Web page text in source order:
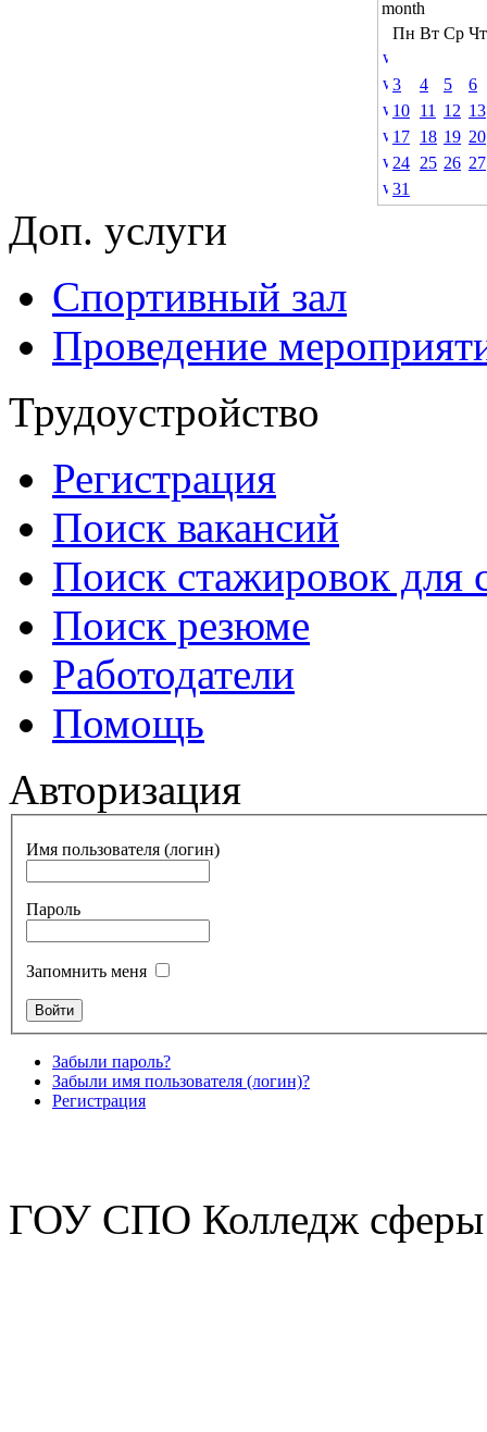
Пн Вт Ср Чт
3 4 5
6
10 11 12 13
17 18 19 20
24 25 26 27
31
Доп. услуги
Спортивный зал
Проведение
Трудоустройство
Регистрация
Поиск вакансий
Поиск стажировок для
Поиск резюме
Работодатели
Помощь
Авторизация
Имя пользователя (логин)
Пароль
Запомнить меня
Забыли пароль?
Забыли имя пользователя (логин)?
Регистрация
ГОУ СПО Колледж сферы